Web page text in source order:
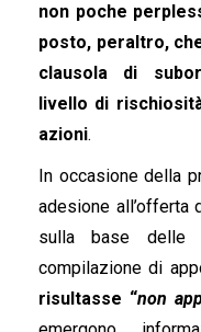
non poche
posto, peraltro,
clausola di
livello di
azioni.
In occasione della
adesione all’offerta
sulla base delle
compilazione di
risultasse “non